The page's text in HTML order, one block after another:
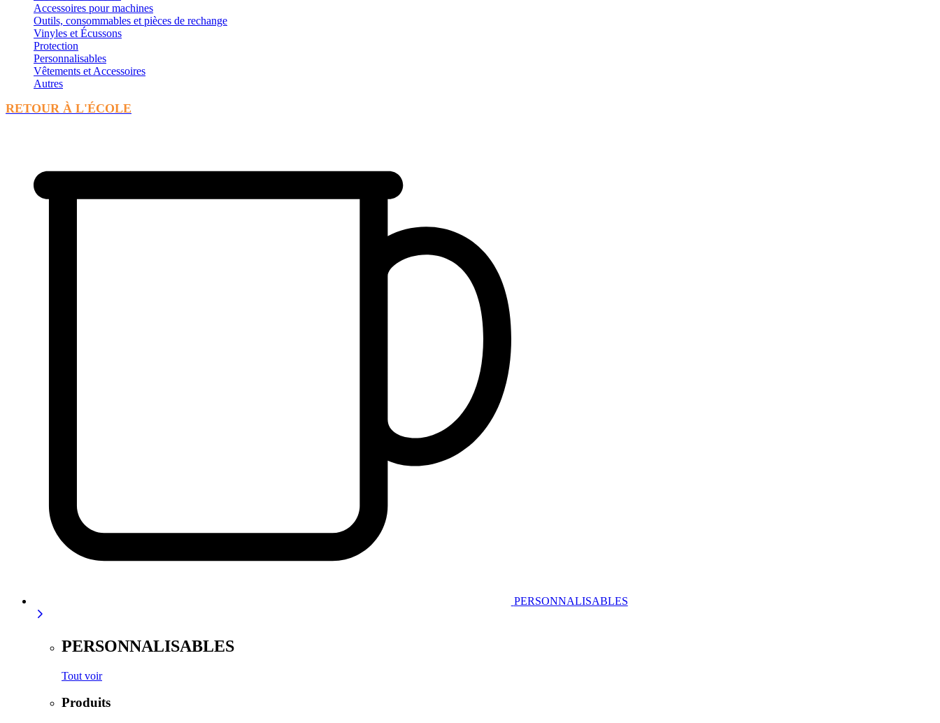
Accessoires pour machines
Outils, consommables et pièces de rechange
Vinyles et Écussons
Protection
Personnalisables
Vêtements et Accessoires
Autres
RETOUR À L'ÉCOLE
PERSONNALISABLES
PERSONNALISABLES
Tout voir
Produits